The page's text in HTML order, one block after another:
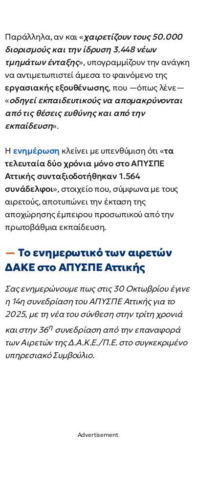
Παράλληλα, αν και «χαιρετίζουν τους 50.000
διορισμούς και την ίδρυση 3.448 νέων
τμημάτων ένταξης», υπογραμμίζουν την ανάγκη
να αντιμετωπιστεί άμεσα το φαινόμενο της
εργασιακής εξουθένωσης, που —όπως λένε—
«οδηγεί εκπαιδευτικούς να απομακρύνονται
από τις θέσεις ευθύνης και από την
εκπαίδευση».
Η ενημέρωση κλείνει με υπενθύμιση ότι «τα
τελευταία δύο χρόνια μόνο στο ΑΠΥΣΠΕ
Αττικής συνταξιοδοτήθηκαν 1.564
συνάδελφοι», στοιχείο που, σύμφωνα με τους
αιρετούς, αποτυπώνει την έκταση της
αποχώρησης έμπειρου προσωπικού από την
πρωτοβάθμια εκπαίδευση.
Το ενημερωτικό των αιρετών
ΔΑΚΕ στο ΑΠΥΣΠΕ Αττικής
Σας ενημερώνουμε πως στις 30 Οκτωβρίου έγινε
η 14η συνεδρίαση του ΑΠΥΣΠΕ Αττικής για το
2025, με τη νέα του σύνθεση στην τρίτη χρονιά
και στην 36η συνεδρίαση από την επαναφορά
των Αιρετών της Δ.Α.Κ.Ε./Π.Ε. στο συγκεκριμένο
υπηρεσιακό Συμβούλιο.